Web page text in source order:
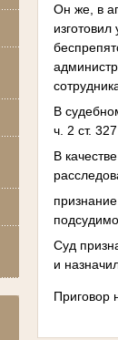
Он же, в
В
ч. 2 ст.
В
Суд
и
Приговор